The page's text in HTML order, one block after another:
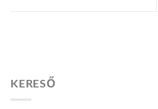
KERESŐ